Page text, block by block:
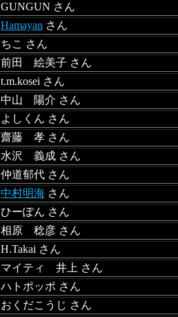
GUNGUN さん
Hamayan さん
ちこ さん
前田 絵美子 さん
t.m.kosei さん
中山 陽介 さん
よしくん さん
齋藤 孝 さん
水沢 義成 さん
仲道郁代 さん
中村明海 さん
ひーぽん さん
相原 稔彦 さん
H.Takai さん
マイティ 井上 さん
ハトポッポ さん
おくだこうじ さん